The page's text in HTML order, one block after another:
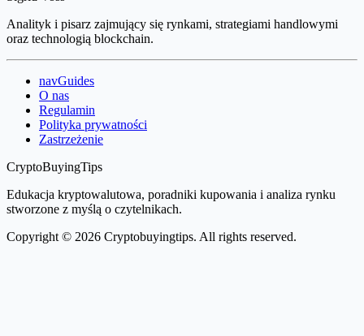
Analityk i pisarz zajmujący się rynkami, strategiami handlowymi
oraz technologią blockchain.
navGuides
O nas
Regulamin
Polityka prywatności
Zastrzeżenie
CryptoBuyingTips
Edukacja kryptowalutowa, poradniki kupowania i analiza rynku
stworzone z myślą o czytelnikach.
Copyright © 2026 Cryptobuyingtips. All rights reserved.